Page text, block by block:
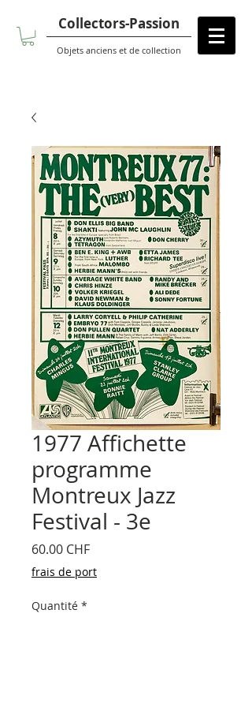
Collectors-Passion
Objets anciens et de collection
1977 Affichette
programme
Montreux Jazz
Festival - 3e
60.00 CHFPrix
frais de port
Quantité *